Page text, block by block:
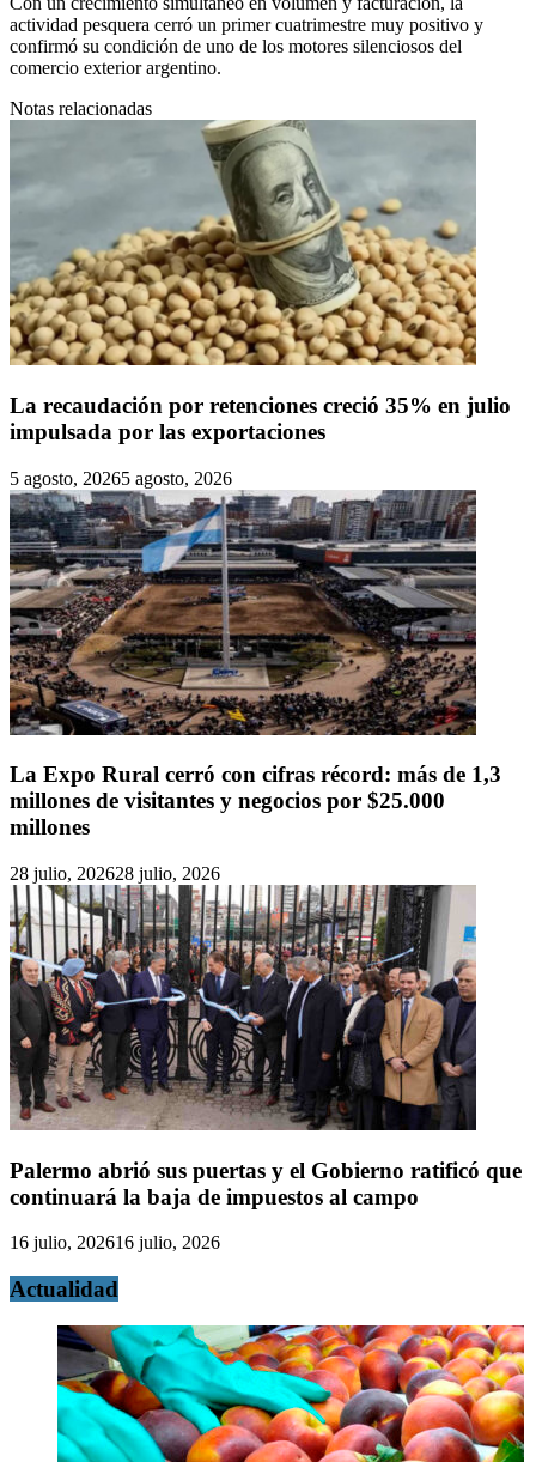
actividad pesquera cerró un primer cuatrimestre muy positivo y
confirmó su condición de uno de los motores silenciosos del
comercio exterior argentino.
Notas relacionadas
La recaudación por retenciones creció 35% en julio
impulsada por las exportaciones
5 agosto, 20265 agosto, 2026
La Expo Rural cerró con cifras récord: más de 1,3
millones de visitantes y negocios por $25.000
millones
28 julio, 202628 julio, 2026
Palermo abrió sus puertas y el Gobierno ratificó que
continuará la baja de impuestos al campo
16 julio, 202616 julio, 2026
Actualidad